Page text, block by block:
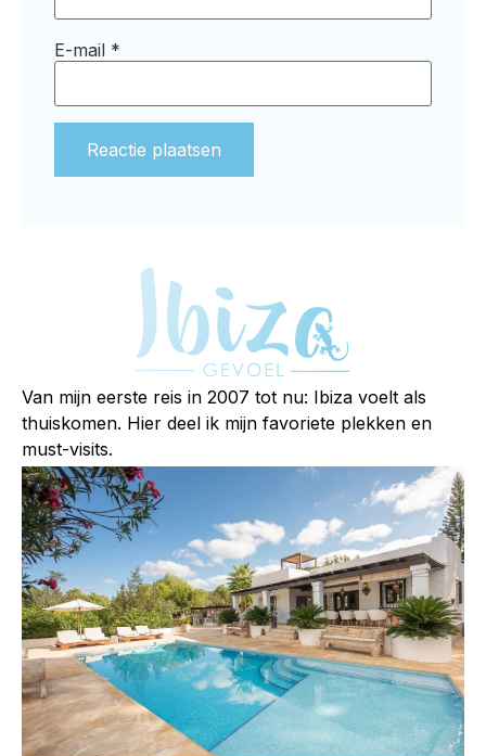
E-mail *
Van mijn eerste reis in 2007 tot nu: Ibiza voelt als
thuiskomen. Hier deel ik mijn favoriete plekken en
must-visits.